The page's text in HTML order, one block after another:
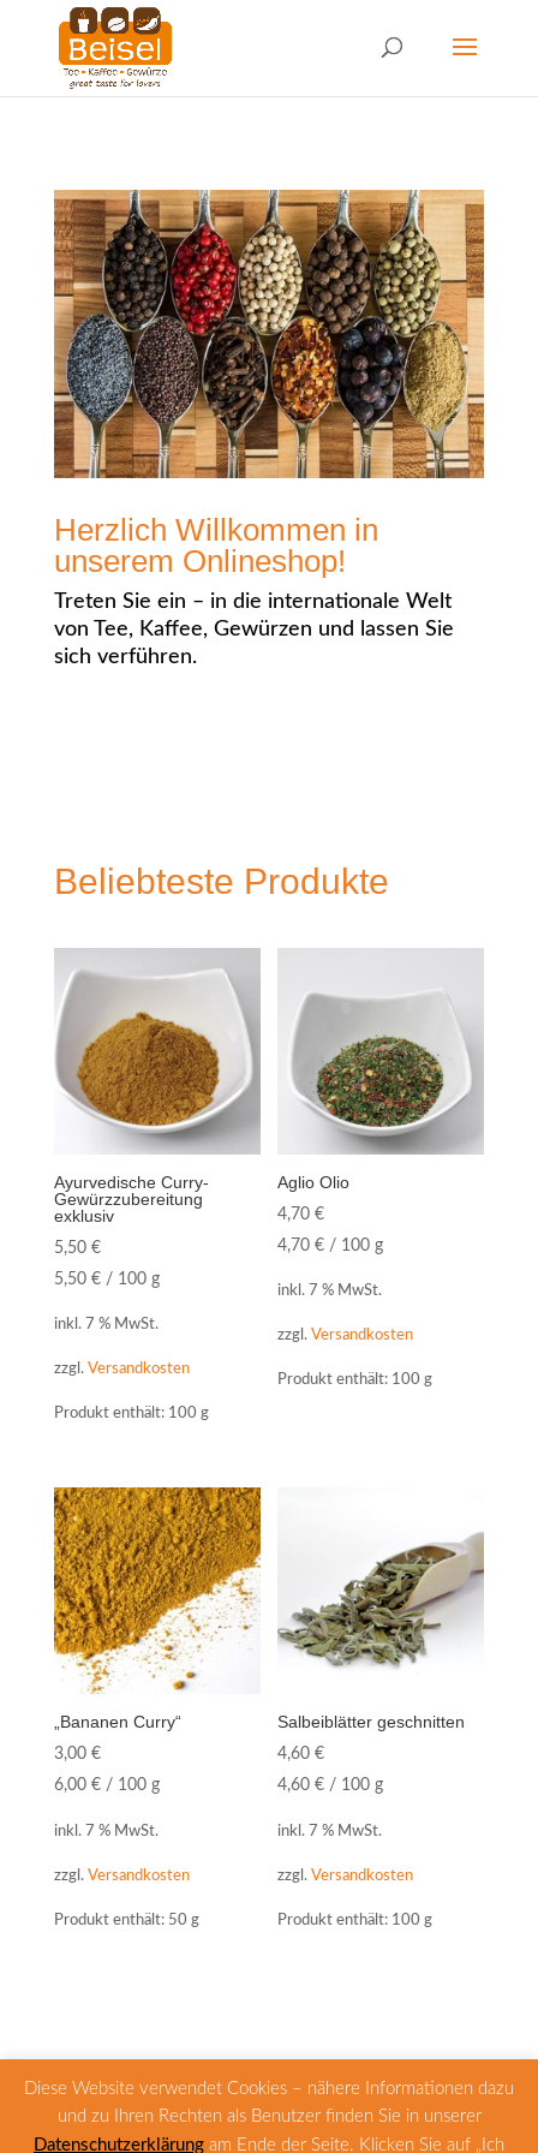
Herzlich Willkommen in
unserem Onlineshop!
Treten Sie ein – in die internationale Welt
von Tee, Kaffee, Gewürzen und lassen Sie
sich verführen.
Beliebteste Produkte
Ayurvedische Curry-
Gewürzzubereitung
exklusiv
5,50 €
5,50 €/ 100 g
inkl. 7 % MwSt.
zzgl. Versandkosten
Produkt enthält: 100 g
Aglio Olio
4,70€
4,70€ / 100 g
inkl. 7 % MwSt.
zzgl.Versandkosten
Produkt enthält: 100g
„Bananen Curry“
3,00 €
6,00 €/ 100 g
inkl. 7 % MwSt.
zzgl. Versandkosten
Produkt enthält: 50 g
Salbeiblätter geschnitten
4,60€
4,60€ / 100 g
inkl. 7 % MwSt.
zzgl.Versandkosten
Produkt enthält: 100g
Zahlungsarten Versandarten
Diese Website verwendet Cookies – nähere Informationen dazu
und zu Ihren Rechten als Benutzer finden Sie in unserer
Datenschutzerklärung am Ende der Seite. Klicken Sie auf „Ich